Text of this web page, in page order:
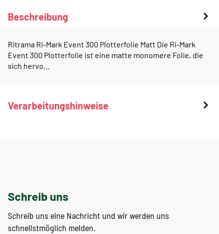
Beschreibung
Ritrama Ri-Mark Event 300 Plotterfolie Matt Die Ri-Mark
Event 300 Plotterfolie ist eine matte monomere Folie, die
sich hervo…
Verarbeitungshinweise
Schreib uns
Schreib uns eine Nachricht und wir werden uns
schnellstmöglich melden.